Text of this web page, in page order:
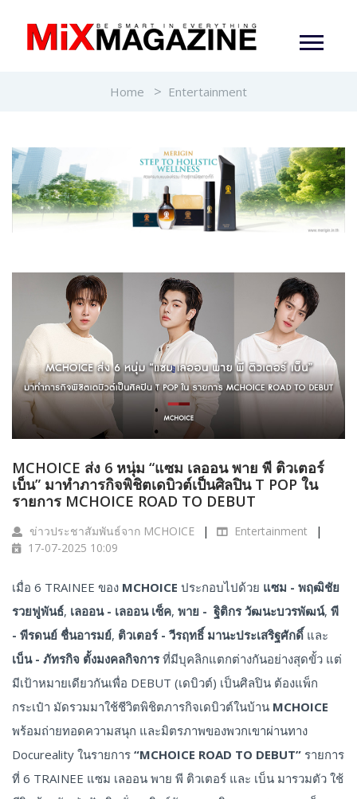
Home Entertainment
MCHOICE ส่ง 6 หนุ่ม “แซม เลออน พาย พี ติวเตอร์
เบ็น” มาทำภารกิจพิชิตเดบิวต์เป็นศิลปิน T POP ใน
รายการ MCHOICE ROAD TO DEBUT
ข่าวประชาสัมพันธ์จาก MCHOICE
Entertainment
17-07-2025 10:09
เมื่อ 6 TRAINEE ของ MCHOICE ประกอบไปด้วย แซม - พฤฒิชัย
รวยฟูพันธ์, เลออน - เลออน เซ็ค, พาย - ฐิติกร วัฒนะบวรพัฒน์, พี
- พีรดนย์ ชื่นอารมย์, ติวเตอร์ - วีรฤทธิ์ มานะประเสริฐศักดิ์ และ
เบ็น - ภัทรกิจ ตั้งมงคลกิจการที่มีบุคลิกแตกต่างกันอย่างสุดขั้ว แต่
มีเป้าหมายเดียวกันเพื่อ DEBUT (เดบิวต์) เป็นศิลปิน ต้องแพ็ก
กระเป๋า มัดรวมมาใช้ชีวิตพิชิตภารกิจเดบิวต์ในบ้าน MCHOICE
พร้อมถ่ายทอดความสนุก และมิตรภาพของพวกเขาผ่านทาง
Docureality ในรายการ “MCHOICE ROAD TO DEBUT” รายการ
ที่ 6 TRAINEE แซม เลออน พาย พี ติวเตอร์ และ เบ็น มารวมตัว ใช้